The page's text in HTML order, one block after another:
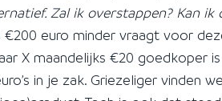
Zal ik overstappen? Kan ik
€200 euro minder vraagt voor
X maandelijks €20 goedkoper
in je zak. Griezeliger vinden